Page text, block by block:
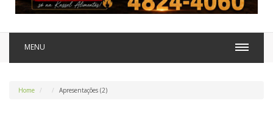
MENU
Home Apresentações (2)